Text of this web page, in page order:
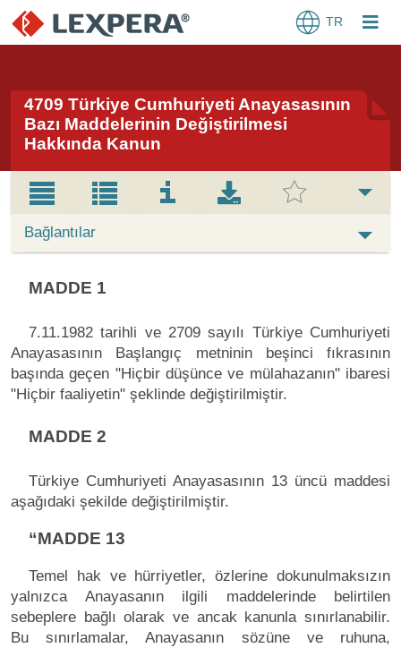
TR
4709 Türkiye Cumhuriyeti Anayasasının
Bazı Maddelerinin Değiştirilmesi
Hakkında Kanun
Bağlantılar
MADDE 1
7.11.1982 tarihli ve 2709 sayılı Türkiye Cumhuriyeti
Anayasasının Başlangıç metninin beşinci fıkrasının
başında geçen "Hiçbir düşünce ve mülahazanın" ibaresi
"Hiçbir faaliyetin" şeklinde değiştirilmiştir.
MADDE 2
Türkiye Cumhuriyeti Anayasasının 13 üncü maddesi
aşağıdaki şekilde değiştirilmiştir.
“MADDE 13
Temel hak ve hürriyetler, özlerine dokunulmaksızın
yalnızca Anayasanın ilgili maddelerinde belirtilen
sebeplere bağlı olarak ve ancak kanunla sınırlanabilir.
Bu sınırlamalar, Anayasanın sözüne ve ruhuna,